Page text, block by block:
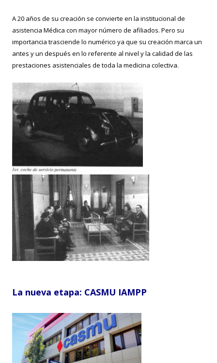
A 20 años de su creación se convierte en la institucional de
asistencia Médica con mayor número de afiliados. Pero su
importancia trasciende lo numérico ya que su creación marca un
antes y un después en lo referente al nivel y la calidad de las
prestaciones asistenciales de toda la medicina colectiva.
La nueva etapa: CASMU IAMPP